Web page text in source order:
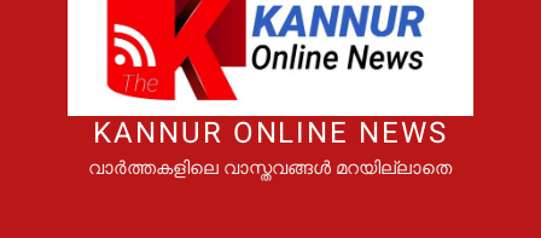
KANNUR ONLINE NEWS
വാർത്തകളിലെ വാസ്തവങ്ങൾ മറയില്ലാതെ